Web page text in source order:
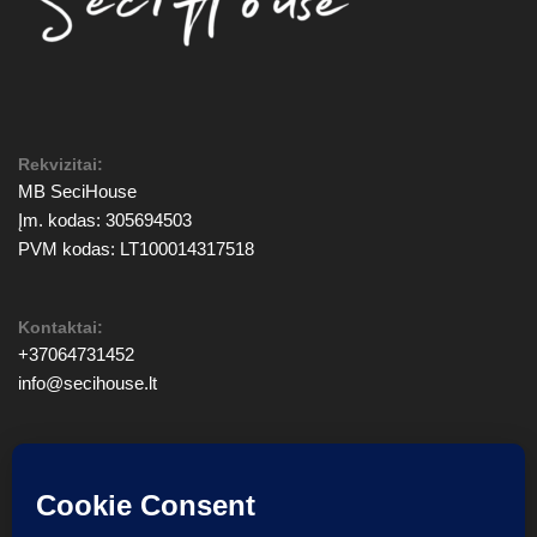
Rekvizitai:
MB SeciHouse
Įm. kodas: 305694503
PVM kodas: LT100014317518
Kontaktai:
+37064731452
info@secihouse.lt